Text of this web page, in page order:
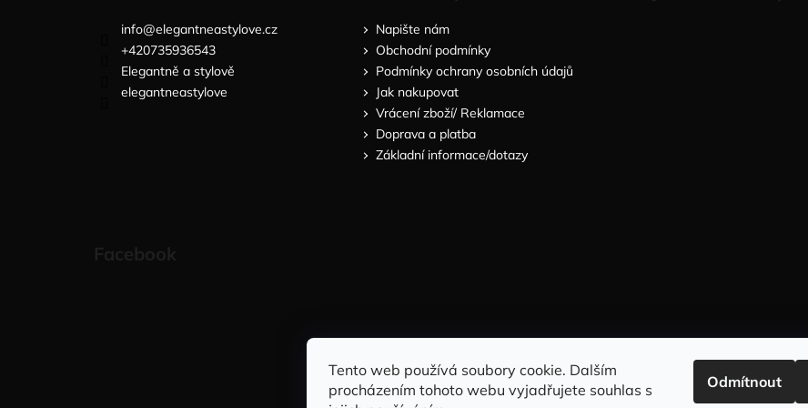
Tento web používá soubory cookie. Dalším
procházením tohoto webu vyjadřujete souhlas s
Odmítnout
info@elegantneastylove.cz
+420735936543
Elegantně a stylově
elegantneastylove
Napište nám
Obchodní podmínky
Podmínky ochrany osobních údajů
Jak nakupovat
Vrácení zboží/ Reklamace
Doprava a platba
Základní informace/dotazy
Sleduj nás na FACEBOOKU
INFORMACE PRO VÁS